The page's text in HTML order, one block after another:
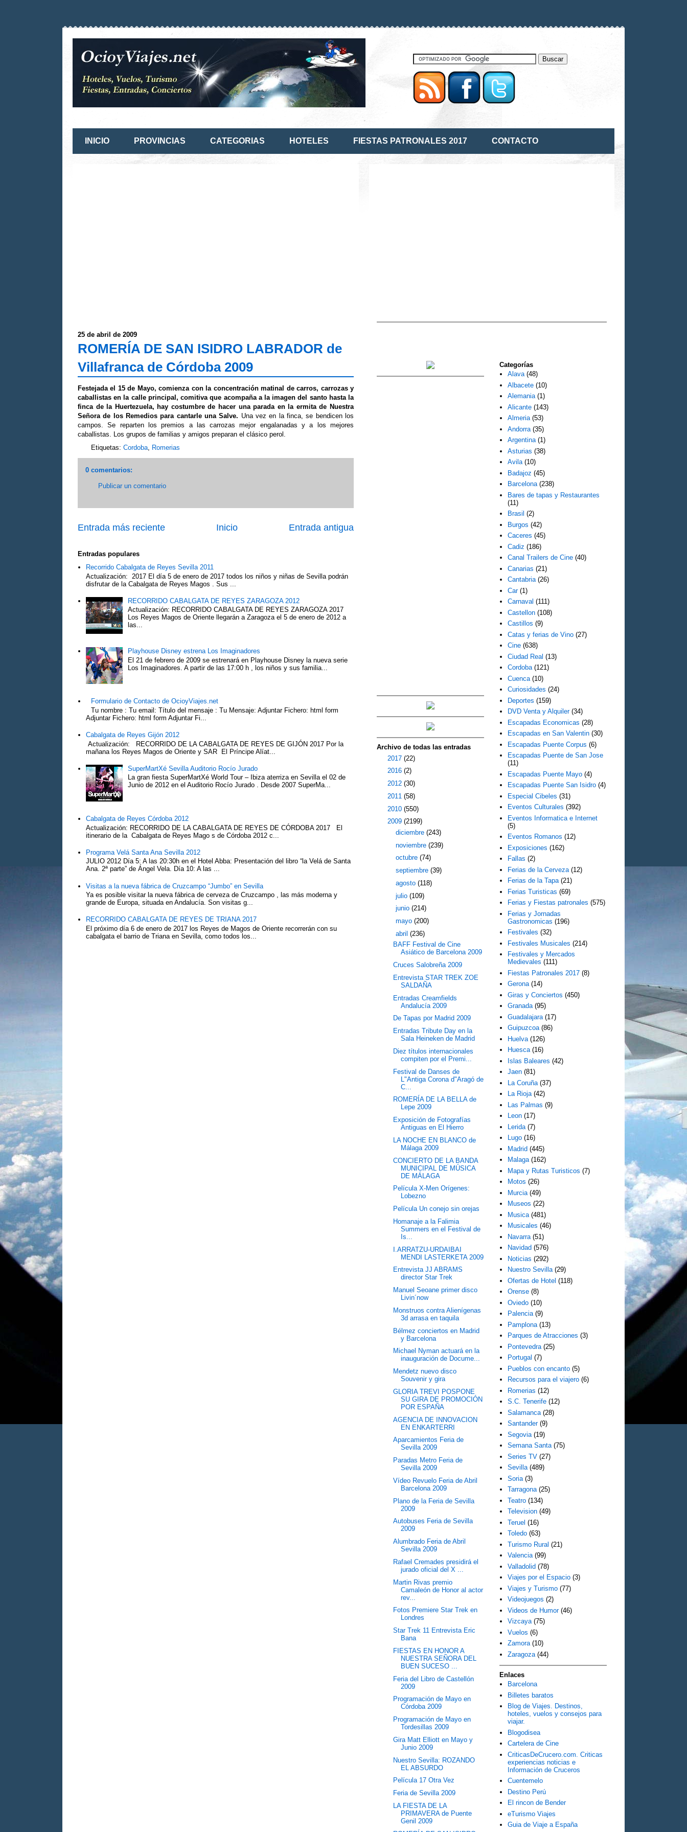
INICIO PROVINCIAS CATEGORIAS HOTELES FIESTAS PATRONALES 2017 CONTACTO
25 de abril de 2009
ROMERÍA DE SAN ISIDRO LABRADOR de
Villafranca de Córdoba 2009
Festejada el 15 de Mayo, comienza con la concentración matinal de carros, carrozas y
caballistas en la calle principal, comitiva que acompaña a la imagen del santo hasta la
finca de la Huertezuela, hay costumbre de hacer una parada en la ermita de Nuestra
Señora de los Remedios para cantarle una Salve. Una vez en la finca, se bendicen los
campos. Se reparten los premios a las carrozas mejor engalanadas y a los mejores
caballistas. Los grupos de familias y amigos preparan el clásico perol.
Etiquetas: Cordoba Romerias
0 comentarios:
Publicar un comentario
Entrada más reciente Entrada antigua
Inicio
Entradas populares
Recorrido Cabalgata de Reyes Sevilla 2011
Actualización: 2017 El día 5 de enero de 2017 todos los niños y niñas de Sevilla podrán
disfrutar de la Cabalgata de Reyes Magos . Sus ...
RECORRIDO CABALGATA DE REYES ZARAGOZA 2012
Actualización: RECORRIDO CABALGATA DE REYES ZARAGOZA 2017
Los Reyes Magos de Oriente llegarán a Zaragoza el 5 de enero de 2012 a
las...
Playhouse Disney estrena Los Imaginadores
El 21 de febrero de 2009 se estrenará en Playhouse Disney la nueva serie
Los Imaginadores. A partir de las 17:00 h , los niños y sus familia...
Formulario de Contacto de OcioyViajes.net
Tu nombre : Tu email: Título del mensaje : Tu Mensaje: Adjuntar Fichero: html form
Adjuntar Fichero: html form Adjuntar Fi...
Cabalgata de Reyes Gijón 2012
Actualización: RECORRIDO DE LA CABALGATA DE REYES DE GIJÓN 2017 Por la
mañana los Reyes Magos de Oriente y SAR El Príncipe Alíat...
SuperMartXé Sevilla Auditorio Rocío Jurado
La gran fiesta SuperMartXé World Tour – Ibiza aterriza en Sevilla el 02 de
Junio de 2012 en el Auditorio Rocío Jurado . Desde 2007 SuperMa...
Cabalgata de Reyes Córdoba 2012
Actualización: RECORRIDO DE LA CABALGATA DE REYES DE CÓRDOBA 2017 El
itinerario de la Cabalgata de Reyes Mago s de Córdoba 2012 c...
Programa Velá Santa Ana Sevilla 2012
JULIO 2012 Día 5: A las 20:30h en el Hotel Abba: Presentación del libro “la Velá de Santa
Ana. 2ª parte” de Ángel Vela. Día 10: A las ...
Visitas a la nueva fábrica de Cruzcampo “Jumbo” en Sevilla
Ya es posible visitar la nueva fábrica de cerveza de Cruzcampo , las más moderna y
grande de Europa, situada en Andalucía. Son visitas g...
RECORRIDO CABALGATA DE REYES DE TRIANA 2017
El próximo día 6 de enero de 2017 los Reyes de Magos de Oriente recorrerán con su
cabalgata el barrio de Triana en Sevilla, como todos los...
Archivo de todas las entradas
2017 (22)
2016 (2)
2012 (30)
2011 (58)
2010 (550)
2009 (2199)
diciembre (243)
noviembre (239)
octubre (74)
septiembre (39)
agosto (118)
julio (109)
junio (214)
mayo (200)
abril (236)
BAFF Festival de Cine
Asiático de Barcelona 2009
Cruces Salobreña 2009
Entrevista STAR TREK ZOE
SALDAÑA
Entradas Creamfields
Andalucía 2009
De Tapas por Madrid 2009
Entradas Tribute Day en la
Sala Heineken de Madrid
Diez títulos internacionales
compiten por el Premi...
Festival de Danses de
L"Antiga Corona d"Aragó de
C...
ROMERÍA DE LA BELLA de
Lepe 2009
Exposición de Fotografías
Antiguas en El Hierro
LA NOCHE EN BLANCO de
Málaga 2009
CONCIERTO DE LA BANDA
MUNICIPAL DE MÚSICA
DE MÁLAGA
Película X-Men Orígenes:
Lobezno
Película Un conejo sin orejas
Homanaje a la Falimia
Summers en el Festival de
Is...
I.ARRATZU-URDAIBAI
MENDI LASTERKETA 2009
Entrevista JJ ABRAMS
director Star Trek
Manuel Seoane primer disco
Livin´now
Monstruos contra Alienígenas
3d arrasa en taquila
Bélmez conciertos en Madrid
y Barcelona
Michael Nyman actuará en la
inauguración de Docume...
Mendetz nuevo disco
Souvenir y gira
GLORIA TREVI POSPONE
SU GIRA DE PROMOCIÓN
POR ESPAÑA
AGENCIA DE INNOVACION
EN ENKARTERRI
Aparcamientos Feria de
Sevilla 2009
Paradas Metro Feria de
Sevilla 2009
Vídeo Revuelo Feria de Abril
Barcelona 2009
Plano de la Feria de Sevilla
2009
Autobuses Feria de Sevilla
2009
Alumbrado Feria de Abril
Sevilla 2009
Rafael Cremades presidirá el
jurado oficial del X ...
Martin Rivas premio
Camaleón de Honor al actor
rev...
Fotos Premiere Star Trek en
Londres
Star Trek 11 Entrevista Eric
Bana
FIESTAS EN HONOR A
NUESTRA SEÑORA DEL
BUEN SUCESO ...
Feria del Libro de Castellón
2009
Programación de Mayo en
Córdoba 2009
Programación de Mayo en
Tordesillas 2009
Gira Matt Elliott en Mayo y
Junio 2009
Nuestro Sevilla: ROZANDO
EL ABSURDO
Película 17 Otra Vez
Feria de Sevilla 2009
LA FIESTA DE LA
PRIMAVERA de Puente
Genil 2009
Categorías
Alava (48)
Albacete (10)
Alemania (1)
Alicante (143)
Almeria (53)
Andorra (35)
Argentina (1)
Asturias (38)
Avila (10)
Badajoz (45)
Barcelona (238)
Bares de tapas y Restaurantes
(11)
Brasil (2)
Burgos (42)
Caceres (45)
Cadiz (186)
Canal Trailers de Cine (40)
Canarias (21)
Cantabria (26)
Car (1)
Carnaval (111)
Castellon (108)
Castillos (9)
Catas y ferias de Vino (27)
Cine (638)
Ciudad Real (13)
Cordoba (121)
Cuenca (10)
Curiosidades (24)
Deportes (159)
DVD Venta y Alquiler (34)
Escapadas Economicas (28)
Escapadas en San Valentin (30)
Escapadas Puente Corpus (6)
Escapadas Puente de San Jose
(11)
Escapadas Puente Mayo (4)
Escapadas Puente San Isidro (4)
Especial Cibeles (31)
Eventos Culturales (392)
Eventos Informatica e Internet
(5)
Eventos Romanos (12)
Exposiciones (162)
Fallas (2)
Ferias de la Cerveza (12)
Ferias de la Tapa (21)
Ferias Turisticas (69)
Ferias y Fiestas patronales (575)
Ferias y Jornadas
Gastronomicas (196)
Festivales (32)
Festivales Musicales (214)
Festivales y Mercados
Medievales (111)
Fiestas Patronales 2017 (8)
Gerona (14)
Giras y Conciertos (450)
Granada (95)
Guadalajara (17)
Guipuzcoa (86)
Huelva (126)
Huesca (16)
Islas Baleares (42)
Jaen (81)
La Coruña (37)
La Rioja (42)
Las Palmas (9)
Leon (17)
Lerida (7)
Lugo (16)
Madrid (445)
Malaga (162)
Mapa y Rutas Turisticos (7)
Motos (26)
Murcia (49)
Museos (22)
Musica (481)
Musicales (46)
Navarra (51)
Navidad (576)
Noticias (292)
Nuestro Sevilla (29)
Ofertas de Hotel (118)
Orense (8)
Oviedo (10)
Palencia (9)
Pamplona (13)
Parques de Atracciones (3)
Pontevedra (25)
Portugal (7)
Pueblos con encanto (5)
Recursos para el viajero (6)
Romerias (12)
S.C. Tenerife (12)
Salamanca (28)
Santander (9)
Segovia (19)
Semana Santa (75)
Series TV (27)
Sevilla (489)
Soria (3)
Tarragona (25)
Teatro (134)
Television (49)
Teruel (16)
Toledo (63)
Turismo Rural (21)
Valencia (99)
Valladolid (78)
Viajes por el Espacio (3)
Viajes y Turismo (77)
Videojuegos (2)
Videos de Humor (46)
Vizcaya (75)
Vuelos (6)
Zamora (10)
Zaragoza (44)
Enlaces
Barcelona
Billetes baratos
Blog de Viajes. Destinos,
hoteles, vuelos y consejos para
viajar.
Blogodisea
Cartelera de Cine
CriticasDeCrucero.com. Criticas
experiencias noticias e
Información de Cruceros
Cuentemelo
Destino Perú
El rincon de Bender
eTurismo Viajes
Guia de Viaje a España